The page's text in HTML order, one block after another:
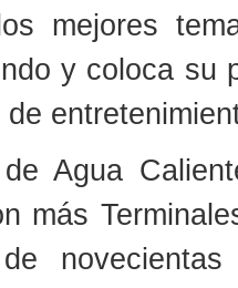
mejores
y coloca su
Agua
más